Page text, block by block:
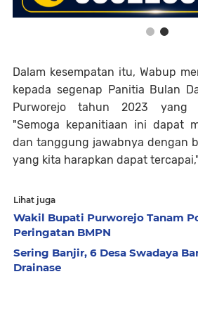
Dalam kesempatan itu, Wabup
kepada segenap Panitia Bulan
Purworejo tahun 2023 yang
"Semoga kepanitiaan ini dapat
dan tanggung jawabnya dengan
yang kita harapkan dapat
Lihat juga
Wakil Bupati Purworejo Tanam
Peringatan BMPN
Sering Banjir, 6 Desa Swadaya
Drainase